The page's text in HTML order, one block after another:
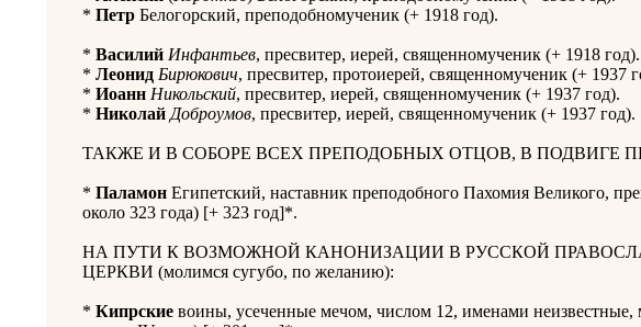
* Петр Белогорский, преподобномученик (+ 1918 год).
* Василий Инфантьев, пресвитер, иерей, священномученик (+ 1918 год).
* Леонид Бирюкович, пресвитер, протоиерей, священномученик (+ 1937
* Иоанн Никольский, пресвитер, иерей, священномученик (+ 1937 год).
* Николай Доброумов, пресвитер, иерей, священномученик (+ 1937 год).
ТАКЖЕ И В СОБОРЕ ВСЕХ ПРЕПОДОБНЫХ ОТЦОВ, В ПОДВИГЕ
* Паламон Египетский, наставник преподобного Пахомия Великого,
около 323 года) [+ 323 год]*.
НА ПУТИ К ВОЗМОЖНОЙ КАНОНИЗАЦИИ В РУССКОЙ
ЦЕРКВИ (молимся сугубо, по желанию):
* Кипрские воины, усеченные мечом, числом 12, именами неизвестные,